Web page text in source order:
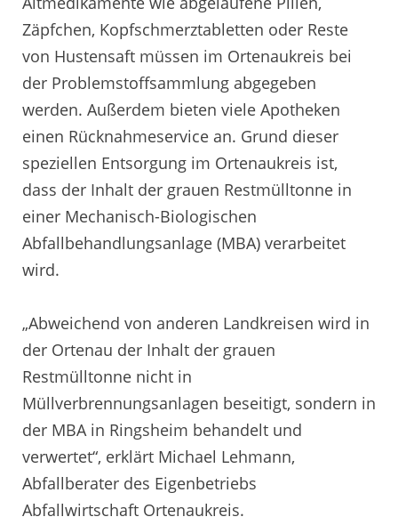
Zäpfchen, Kopfschmerztabletten oder Reste
von Hustensaft müssen im Ortenaukreis bei
der Problemstoffsammlung abgegeben
werden. Außerdem bieten viele Apotheken
einen Rücknahmeservice an. Grund dieser
speziellen Entsorgung im Ortenaukreis ist,
dass der Inhalt der grauen Restmülltonne in
einer Mechanisch-Biologischen
Abfallbehandlungsanlage (MBA) verarbeitet
wird.
„Abweichend von anderen Landkreisen wird in
der Ortenau der Inhalt der grauen
Restmülltonne nicht in
Müllverbrennungsanlagen beseitigt, sondern in
der MBA in Ringsheim behandelt und
verwertet“, erklärt Michael Lehmann,
Abfallberater des Eigenbetriebs
Abfallwirtschaft Ortenaukreis.